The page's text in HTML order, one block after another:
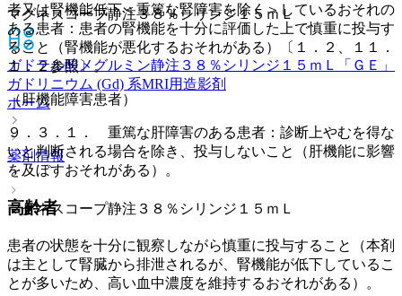
マグネスコープ静注３８％シリンジ１５ｍＬ
ガドテル酸メグルミン静注３８％シリンジ１５ｍＬ「ＧＥ」
ガドリニウム (Gd) 系MRI用造影剤
ホーム
薬剤情報
マグネスコープ静注３８％シリンジ１５ｍＬ
者又は腎機能低下＜重篤な腎障害を除く＞しているおそれの
ある患者：患者の腎機能を十分に評価した上で慎重に投与す
ること（腎機能が悪化するおそれがある）〔１．２、１１．
１．２参照〕。
（肝機能障害患者）
９．３．１． 重篤な肝障害のある患者：診断上やむを得な
いと判断される場合を除き、投与しないこと（肝機能に影響
を及ぼすおそれがある）。
高齢者
患者の状態を十分に観察しながら慎重に投与すること（本剤
は主として腎臓から排泄されるが、腎機能が低下しているこ
とが多いため、高い血中濃度を維持するおそれがある）。